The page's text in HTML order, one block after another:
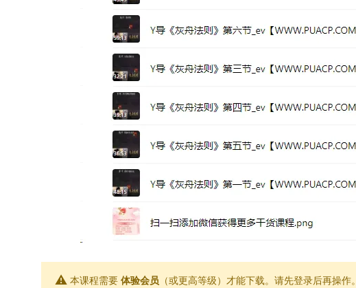
⚠ 本课程需要 体验会员 （或更高等级）才能下载。请先登录后再操作。